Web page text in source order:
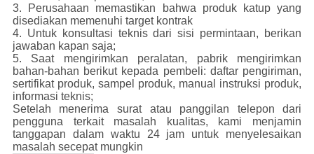
3. Perusahaan memastikan bahwa produk katup yang
disediakan memenuhi target kontrak
4. Untuk konsultasi teknis dari sisi permintaan, berikan
jawaban kapan saja;
5. Saat mengirimkan peralatan, pabrik mengirimkan
bahan-bahan berikut kepada pembeli: daftar pengiriman,
sertifikat produk, sampel produk, manual instruksi produk,
informasi teknis;
Setelah menerima surat atau panggilan telepon dari
pengguna terkait masalah kualitas, kami menjamin
tanggapan dalam waktu 24 jam untuk menyelesaikan
masalah secepat mungkin